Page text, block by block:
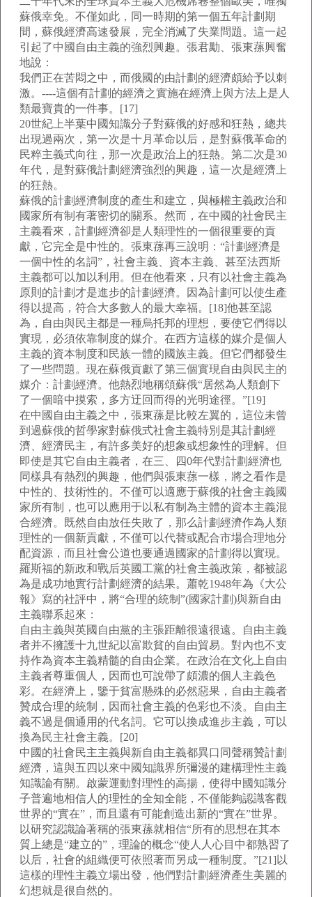
蘇俄幸免。不僅如此，同一時期的第一個五年計劃期
間，蘇俄經濟高速發展，完全消滅了失業問題。這一起
引起了中國自由主義的強烈興趣。張君勱、張東蓀興奮
地說：
我們正在苦悶之中，而俄國的由計劃的經濟頗給予以刺
激。----這個有計劃的經濟之實施在經濟上與方法上是人
類最寶貴的一件事。[17]
20世紀上半葉中國知識分子對蘇俄的好感和狂熱，總共
出現過兩次，第一次是十月革命以后，是對蘇俄革命的
民粹主義式向往，那一次是政治上的狂熱。第二次是30
年代，是對蘇俄計劃經濟強烈的興趣，這一次是經濟上
的狂熱。
蘇俄的計劃經濟制度的產生和建立，與極權主義政治和
國家所有制有著密切的關系。然而，在中國的社會民主
主義看來，計劃經濟卻是人類理性的一個很重要的貢
獻，它完全是中性的。張東蓀再三說明：“計劃經濟是
一個中性的名詞”，社會主義、資本主義、甚至法西斯
主義都可以加以利用。但在他看來，只有以社會主義為
原則的計劃才是進步的計劃經濟。因為計劃可以使生產
得以提高，符合大多數人的最大幸福。[18]他甚至認
為，自由與民主都是一種烏托邦的理想，要使它們得以
實現，必須依靠制度的媒介。在西方這樣的媒介是個人
主義的資本制度和民族一體的國族主義。但它們都發生
了一些問題。現在蘇俄貢獻了第三個實現自由與民主的
媒介：計劃經濟。他熱烈地稱頌蘇俄“居然為人類創下
了一個暗中摸索，多方迂回而得的光明途徑。”[19]
在中國自由主義之中，張東蓀是比較左翼的，這位未曾
到過蘇俄的哲學家對蘇俄式社會主義特別是其計劃經
濟、經濟民主，有許多美好的想象或想象性的理解。但
即使是其它自由主義者，在三、四0年代對計劃經濟也
同樣具有熱烈的興趣，他們與張東蓀一樣，將之看作是
中性的、技術性的。不僅可以適應于蘇俄的社會主義國
家所有制，也可以應用于以私有制為主體的資本主義混
合經濟。既然自由放任失敗了，那么計劃經濟作為人類
理性的一個新貢獻，不僅可以代替或配合市場合理地分
配資源，而且社會公道也要通過國家的計劃得以實現。
羅斯福的新政和戰后英國工黨的社會主義政策，都被認
為是成功地實行計劃經濟的結果。蕭乾1948年為《大公
報》寫的社評中，將“合理的統制”(國家計劃)與新自由
主義聯系起來：
自由主義與英國自由黨的主張距離很遠很遠。自由主義
者并不擁護十九世紀以富欺貧的自由貿易。對內也不支
持作為資本主義精髓的自由企業。在政治在文化上自由
主義者尊重個人，因而也可說帶了頗濃的個人主義色
彩。在經濟上，鑒于貧富懸殊的必然惡果，自由主義者
贊成合理的統制，因而社會主義的色彩也不淡。自由主
義不過是個通用的代名詞。它可以換成進步主義，可以
換為民主社會主義。[20]
中國的社會民主主義與新自由主義都異口同聲稱贊計劃
經濟，這與五四以來中國知識界所彌漫的建構理性主義
知識論有關。啟蒙運動對理性的高揚，使得中國知識分
子普遍地相信人的理性的全知全能，不僅能夠認識客觀
世界的“實在”，而且還有可能創造出新的“實在”世界。
以研究認識論著稱的張東蓀就相信“所有的思想在其本
質上總是“建立的”，理論的概念“使人人心目中都熟習了
以后，社會的組織便可依照著而另成一種制度。”[21]以
這樣的理性主義立場出發，他們對計劃經濟產生美麗的
幻想就是很自然的。